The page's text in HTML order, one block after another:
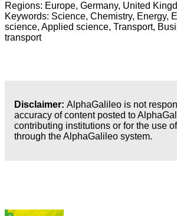
Regions: Europe, Germany, United
Keywords: Science, Chemistry, Energy,
science, Applied science, Transport,
transport
Disclaimer: AlphaGalileo is not
accuracy of content posted to
contributing institutions or for the use
through the AlphaGalileo system.